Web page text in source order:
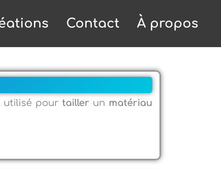
Contact À propos
utilisé pourtailler un matériau